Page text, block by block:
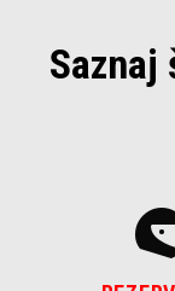
Saznaj